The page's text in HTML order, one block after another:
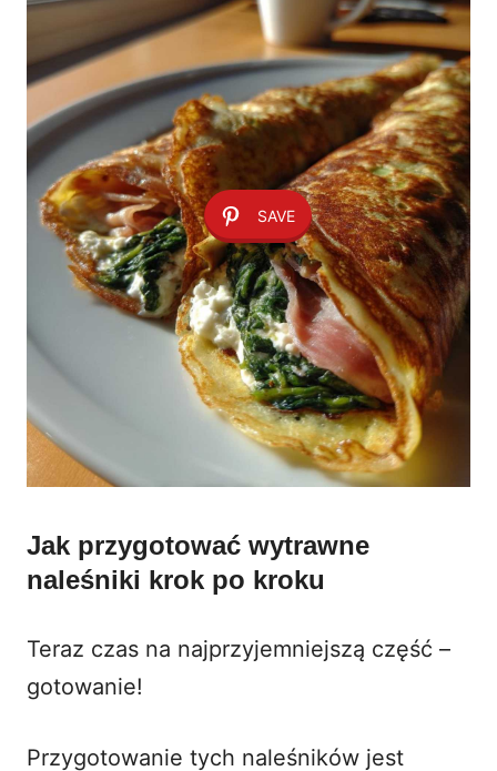
SAVE
Jak przygotować wytrawne
naleśniki krok po kroku
Teraz czas na najprzyjemniejszą część –
gotowanie!
Przygotowanie tych naleśników jest